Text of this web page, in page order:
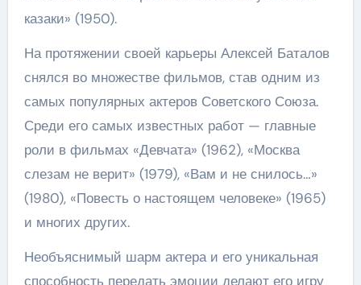
казаки» (1950).
На протяжении своей карьеры Алексей Баталов
снялся во множестве фильмов, став одним из
самых популярных актеров Советского Союза.
Среди его самых известных работ — главные
роли в фильмах «Девчата» (1962), «Москва
слезам не верит» (1979), «Вам и не снилось…»
(1980), «Повесть о настоящем человеке» (1965)
и многих других.
Необъяснимый шарм актера и его уникальная
способность передать эмоции делают его игру